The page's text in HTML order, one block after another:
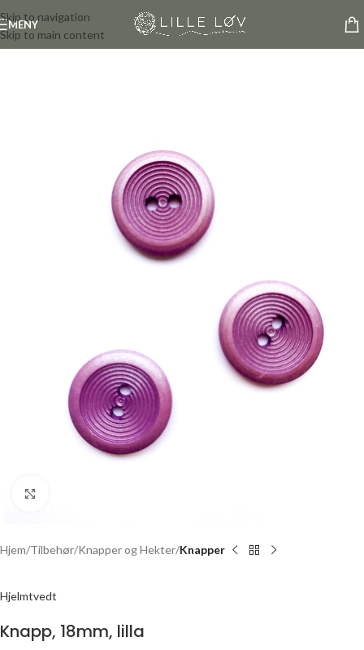
Skip to navigation
Skip to main content
MENY
Hjem Tilbehør Knapper og Hekter Knapper
Hjelmtvedt
Knapp, 18mm, lilla